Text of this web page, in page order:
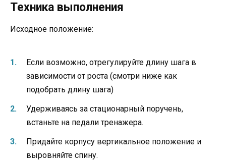
Техника выполнения
Исходное положение:
Если возможно, отрегулируйте длину шага в
зависимости от роста (смотри ниже как
подобрать длину шага)
Удерживаясь за стационарный поручень,
встаньте на педали тренажера.
Придайте корпусу вертикальное положение и
выровняйте спину.